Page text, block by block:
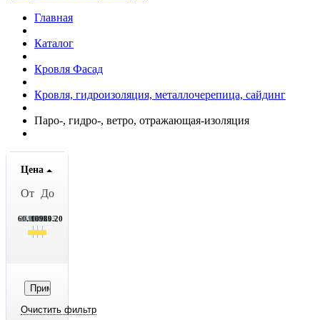
Главная
Каталог
Кровля Фасад
Кровля, гидроизоляция, металлочерепица, сайдинг
Паро-, гидро-, ветро, отражающая-изоляция
Цена
От До
60.95
2790.95
5520.95
8249.95
10980.20